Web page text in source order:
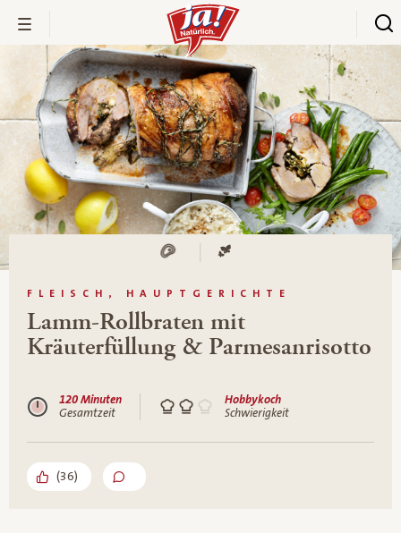
FLEISCH, HAUPTGERICHTE
Lamm-Rollbraten mit
Kräuterfüllung & Parmesanrisotto
120 Minuten
Gesamtzeit
Hobbykoch
Schwierigkeit
(36)